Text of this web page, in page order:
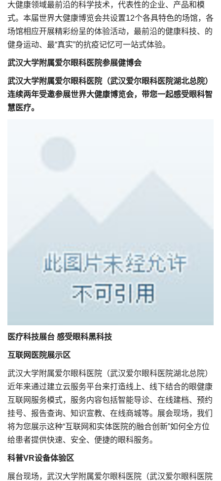
大健康领域最前沿的科学技术，代表性的企业、产品和模
式。本届世界大健康博览会共设置12个各具特色的场馆，各
场馆相应开展精彩纷呈的体验活动，最前沿的健康科技、的
健身运动、最“真实”的抗疫记忆可一站式体验。
武汉大学附属爱尔眼科医院参展健博会
武汉大学附属爱尔眼科医院（武汉爱尔眼科医院湖北总院）
连续两年受邀参展世界大健康博览会，带您一起感受眼科智
慧医疗。
医疗科技展台 感受眼科黑科技
互联网医院展示区
武汉大学附属爱尔眼科医院（武汉爱尔眼科医院湖北总院）
近年来通过建立云服务平台来打造线上、线下结合的眼健康
互联网服务模式，服务内容包括智能导诊、在线建档、预约
挂号、报告查询、知识宣教、在线商城等。展会现场，我们
将为您展示这种“互联网和实体医院的融合创新”如何全方位
给患者提供快速、安全、便捷的眼科服务。
科普VR设备体验区
展台现场，武汉大学附属爱尔眼科医院（武汉爱尔眼科医院